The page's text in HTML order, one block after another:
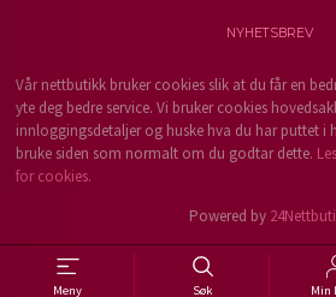
Meny Søk Min
NYHETSBREV
Vår nettbutikk bruker cookies slik at du får en
yte deg bedre service. Vi bruker cookies
innloggingsdetaljer og huske hva du har puttet i
bruke siden som normalt om du godtar dette.
for cookies.
Powered by